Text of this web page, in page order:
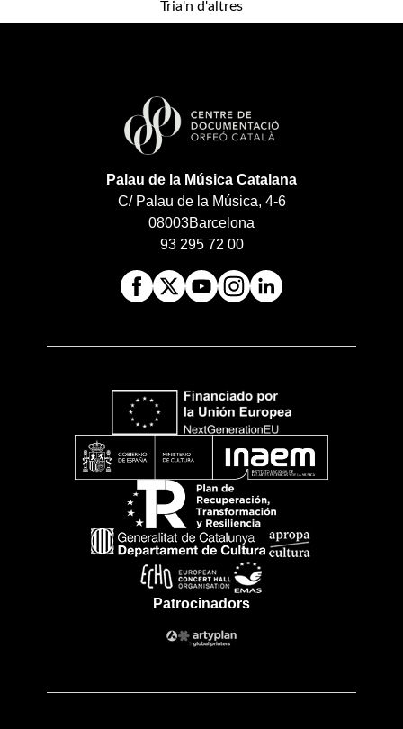
Tria'n d'altres
Palau de la Música Catalana
C/ Palau de la Música, 4-6
08003Barcelona
93 295 72 00
Patrocinadors